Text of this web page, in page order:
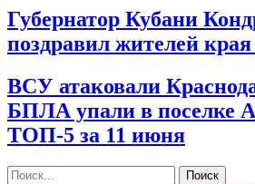
Губернатор Кубани
поздравил жителей
ВСУ атаковали
БПЛА упали в поселке
ТОП-5 за 11 июня